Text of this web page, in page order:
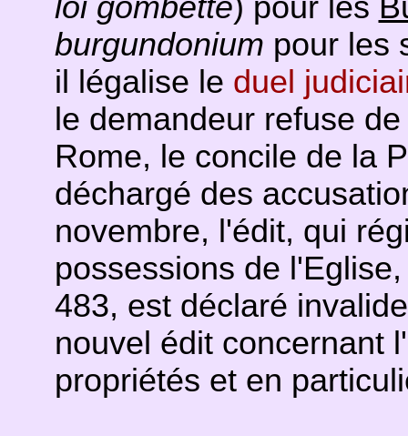
loi gombette) pour les
burgundonium pour les
il légalise le duel
le demandeur refuse
Rome, le concile de la
déchargé des
novembre, l'édit, qui
possessions de
483, est déclaré
nouvel édit concernant
propriétés et en